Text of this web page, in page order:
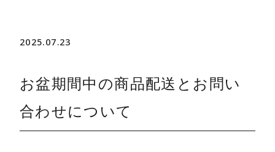
2025.07.23
お盆期間中の商品配送とお問い
合わせについて